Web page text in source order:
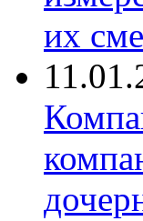
их